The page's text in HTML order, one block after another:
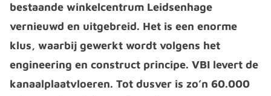
bestaande winkelcentrum Leidsenhage
vernieuwd en uitgebreid. Het is een enorme
klus, waarbij gewerkt wordt volgens het
engineering en construct principe. VBI levert de
kanaalplaatvloeren. Tot dusver is zo’n 60.000